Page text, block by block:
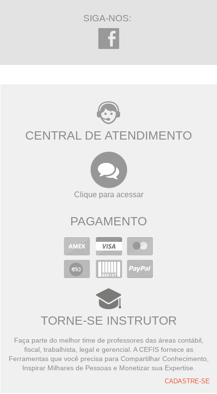
SIGA-NOS:
CENTRAL DE ATENDIMENTO
Clique para acessar
PAGAMENTO
TORNE-SE INSTRUTOR
Faça parte do melhor time de professores das áreas contábil,
fiscal, trabalhista, legal e gerencial. A CEFIS fornece as
Ferramentas que você precisa para Compartilhar Conhecimento,
Inspirar Milhares de Pessoas e Monetizar sua Expertise.
CADASTRE-SE